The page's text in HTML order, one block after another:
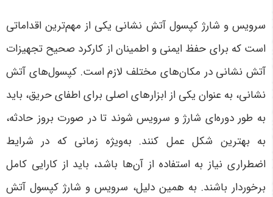
سرویس و شارژ کپسول آتش نشانی یکی از مهم‌ترین اقداماتی
است که برای حفظ ایمنی و اطمینان از کارکرد صحیح تجهیزات
آتش نشانی در مکان‌های مختلف لازم است. کپسول‌های آتش
نشانی، به عنوان یکی از ابزارهای اصلی برای اطفای حریق، باید
به طور دوره‌ای شارژ و سرویس شوند تا در صورت بروز حادثه،
به بهترین شکل عمل کنند. به‌ویژه زمانی که در شرایط
اضطراری نیاز به استفاده از آن‌ها باشد، باید از کارایی کامل
برخوردار باشند. به همین دلیل، سرویس و شارژ کپسول آتش